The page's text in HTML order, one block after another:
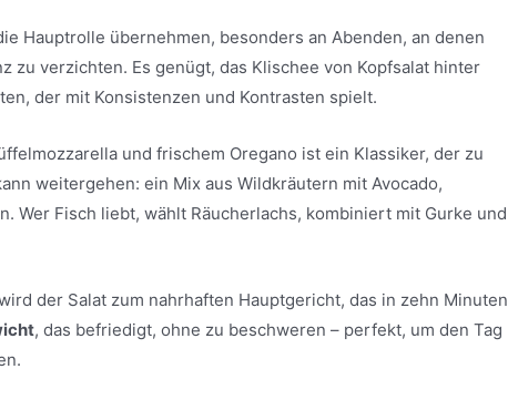
Hauptrolle übernehmen, besonders an Abenden, an denen
zu verzichten. Es genügt, das Klischee von Kopfsalat hinter
der mit Konsistenzen und Kontrasten spielt.
und frischem Oregano ist ein Klassiker, der zu
weitergehen: ein Mix aus Wildkräutern mit Avocado,
Wer Fisch liebt, wählt Räucherlachs, kombiniert mit Gurke und
der Salat zum nahrhaften Hauptgericht, das in zehn Minuten
, das befriedigt, ohne zu beschweren – perfekt, um den Tag